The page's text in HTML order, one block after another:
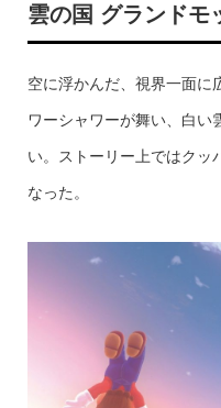
雲の国 グランドモ
空に浮かんだ、視界一面に
ワーシャワーが舞い、白い
い。ストーリー上ではクッ
なった。